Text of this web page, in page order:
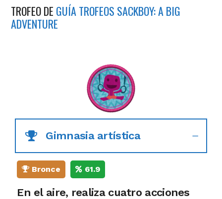
TROFEO DE GUÍA TROFEOS SACKBOY: A BIG
ADVENTURE
Gimnasia artística
Bronce 61.9
En el aire, realiza cuatro acciones